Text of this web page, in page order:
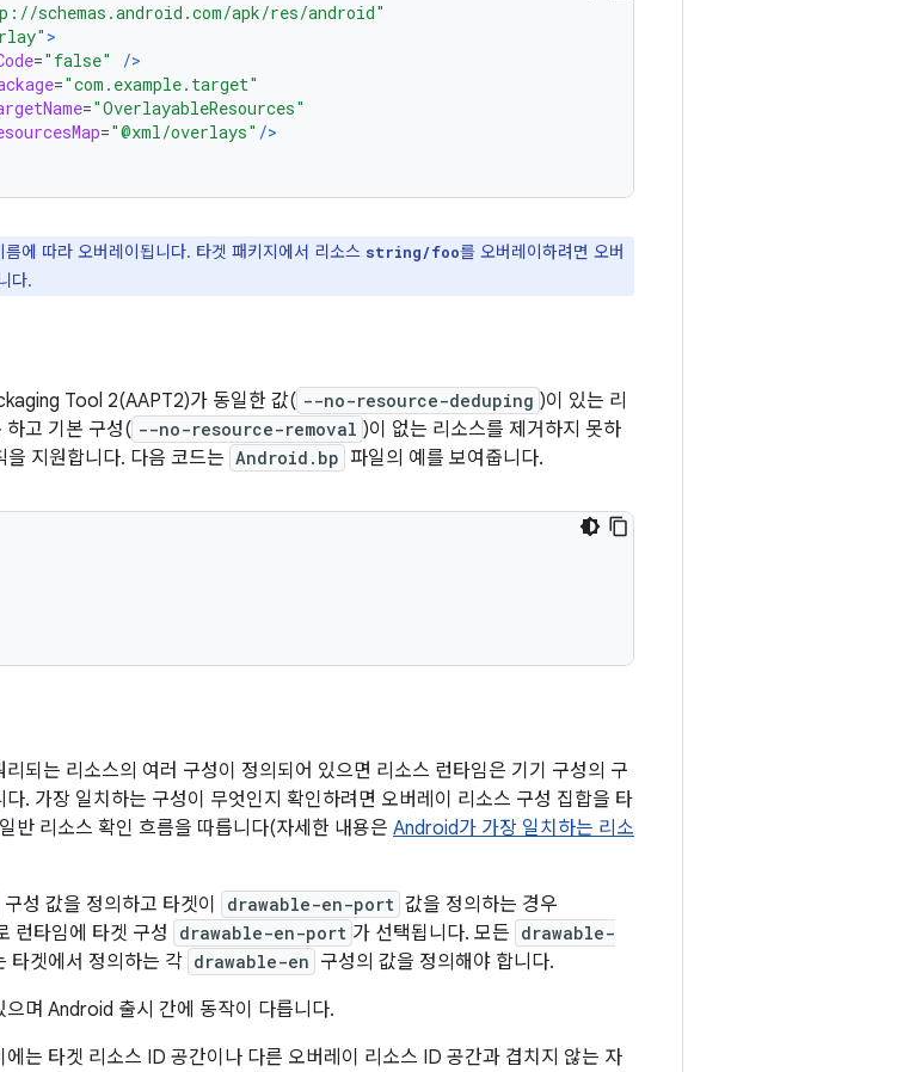
schemas.android.com/apk/res/android"
>
="false"
/>
="com.example.target"
="OverlayableResources"
="@xml/overlays" />
에 따라 오버레이됩니다. 타겟 패키지에서 리소스 string/foo를 오버레이하려면 오버
다.
Tool 2(AAPT2)가 동일한 값( --no-resource-deduping )이 있는 리
하고 기본 구성( --no-resource-removal )이 없는 리소스를 제거하지 못하
지원합니다. 다음 코드는 Android.bp 파일의 예를 보여줍니다.
되는 리소스의 여러 구성이 정의되어 있으면 리소스 런타임은 기기 구성의 구
. 가장 일치하는 구성이 무엇인지 확인하려면 오버레이 리소스 구성 집합을 타
반 리소스 확인 흐름을 따릅니다(자세한 내용은 Android가 가장 일치하는 리소
구성 값을 정의하고 타겟이 drawable-en-port 값을 정의하는 경우
런타임에 타겟 구성 drawable-en-port 가 선택됩니다. 모든 drawable-
타겟에서 정의하는 각 drawable-en 구성의 값을 정의해야 합니다.
며 Android 출시 간에 동작이 다릅니다.
는 타겟 리소스 ID 공간이나 다른 오버레이 리소스 ID 공간과 겹치지 않는 자